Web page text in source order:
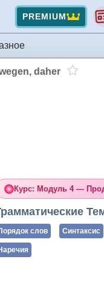
PREMIUM
daher
Курс: Модуль 4 —
слов Синтаксис